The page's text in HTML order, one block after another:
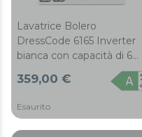
Lavatrice Bolero
DressCode 6165 Inverter
bianca con capacità di 6
programmi, classe A-10%,
Steam Max, pulizia del
cestello, programma
359,00 €
Esaurito